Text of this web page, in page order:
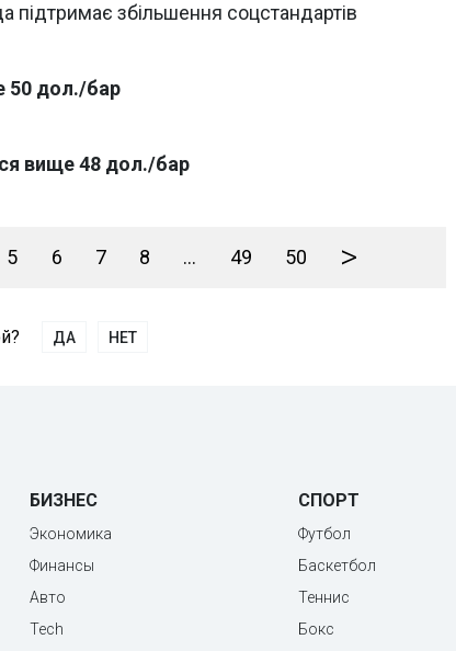
підтримає збільшення соцстандартів
50 дол./бар
вище 48 дол./бар
5 6 7 8 ... 49 50 >
ДА НЕТ
БИЗНЕС
Экономика
Финансы
Авто
Tech
СПОРТ
Футбол
Баскетбол
Теннис
Бокс